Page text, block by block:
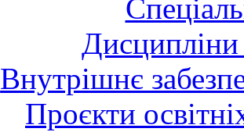
Внутрішнє
Проєкти